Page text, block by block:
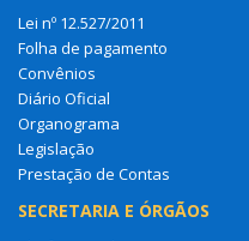
Lei nº 12.527/2011
Folha de pagamento
Convênios
Diário Oficial
Organograma
Legislação
Prestação de Contas
SECRETARIA E ÓRGÃOS